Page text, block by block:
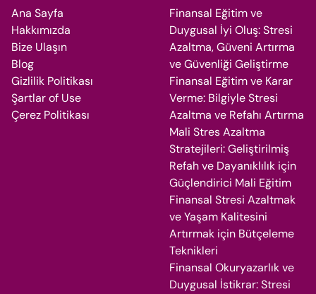
Ana Sayfa
Hakkımızda
Bize Ulaşın
Blog
Gizlilik Politikası
Şartlar of Use
Çerez Politikası
Finansal Eğitim ve
Duygusal İyi Oluş: Stresi
Azaltma, Güveni Artırma
ve Güvenliği Geliştirme
Finansal Eğitim ve Karar
Verme: Bilgiyle Stresi
Azaltma ve Refahı Artırma
Mali Stres Azaltma
Stratejileri: Geliştirilmiş
Refah ve Dayanıklılık için
Güçlendirici Mali Eğitim
Finansal Stresi Azaltmak
ve Yaşam Kalitesini
Artırmak için Bütçeleme
Teknikleri
Finansal Okuryazarlık ve
Duygusal İstikrar: Stresi